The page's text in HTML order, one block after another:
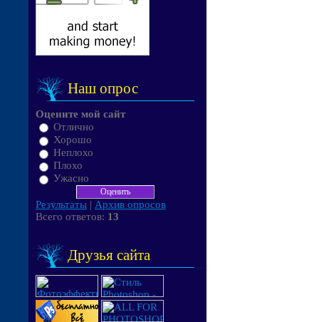
Наш опрос
Оцените мой сайт
Отлично
Хорошо
Неплохо
Плохо
Ужасно
Результаты | Архив опросов
Всего ответов: 13
Друзья сайта